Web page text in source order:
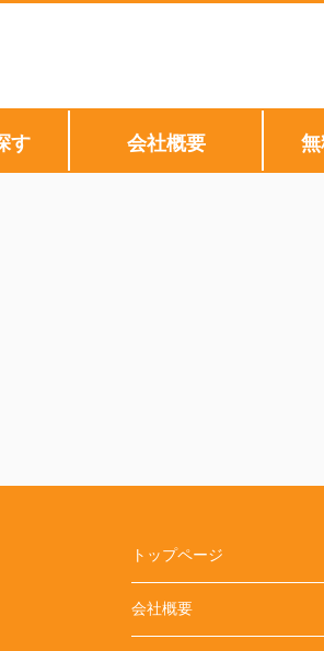
す 会社概要
トップページ
会社概要